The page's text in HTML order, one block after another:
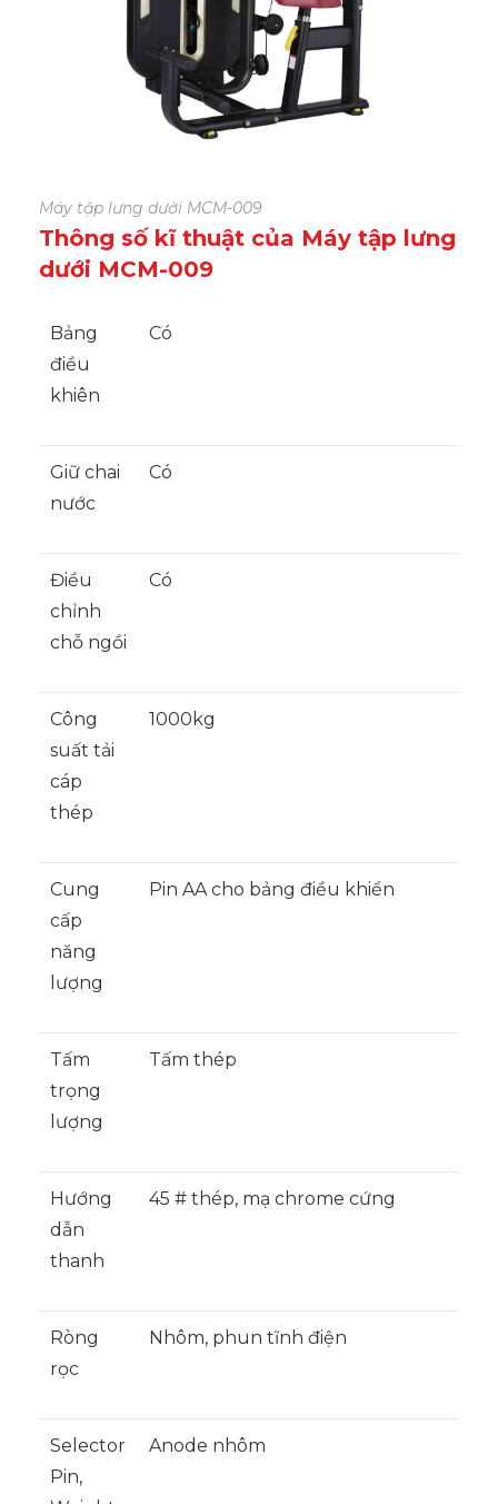
Máy tập lưng dưới MCM-009
Thông số kĩ thuật của Máy tập lưng
dưới MCM-009
Bảng
điều
khiên
Có
Giữ chai
nước
Có
Điều
chỉnh
chỗ ngồi
Có
Công
suất tải
cáp
thép
1000kg
Cung
cấp
năng
lượng
Pin AA cho bảng điều khiển
Tấm
trọng
lượng
Tấm thép
Hướng
dẫn
thanh
45 # thép, mạ chrome cứng
Ròng
rọc
Nhôm, phun tĩnh điện
Selector
Pin,
Anode nhôm